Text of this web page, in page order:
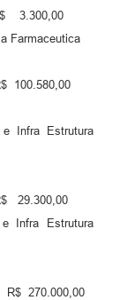
3.300,00
Farmaceutica
e Infra Estrutura
29.300,00
Infra Estrutura
R$ 270.000,00